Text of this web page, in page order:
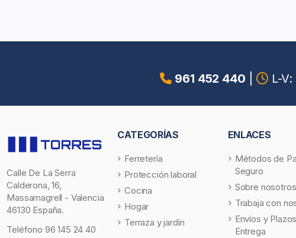
961 452 440
L-V:
Calle De La Serra
Calderona, 16,
Massamagrell - Valencia
46130 España.
Teléfono 96 145 24 40
CATEGORÍAS
Ferretería
Protección laboral
Cocina
Hogar
Terraza y jardín
ENLACES
Métodos de
Seguro
Sobre nosotros
Trabaja con
Envíos y
Entrega